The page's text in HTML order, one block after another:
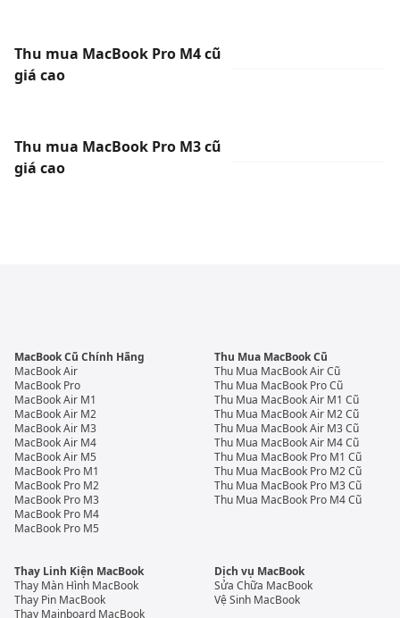
Thu mua MacBook Pro M4 cũ
giá cao
Thu mua MacBook Pro M3 cũ
giá cao
MacBook Cũ Chính Hãng
MacBook Air
MacBook Pro
MacBook Air M1
MacBook Air M2
MacBook Air M3
MacBook Air M4
MacBook Air M5
MacBook Pro M1
MacBook Pro M2
MacBook Pro M3
MacBook Pro M4
MacBook Pro M5
Thu Mua MacBook Cũ
Thu Mua MacBook Air Cũ
Thu Mua MacBook Pro Cũ
Thu Mua MacBook Air M1 Cũ
Thu Mua MacBook Air M2 Cũ
Thu Mua MacBook Air M3 Cũ
Thu Mua MacBook Air M4 Cũ
Thu Mua MacBook Pro M1 Cũ
Thu Mua MacBook Pro M2 Cũ
Thu Mua MacBook Pro M3 Cũ
Thu Mua MacBook Pro M4 Cũ
Thay Linh Kiện MacBook
Thay Màn Hình MacBook
Thay Pin MacBook
Thay Mainboard MacBook
Dịch vụ MacBook
Sửa Chữa MacBook
Vệ Sinh MacBook